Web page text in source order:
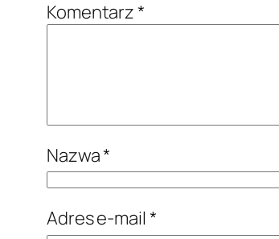
Komentarz*
Nazwa*
Adres e-mail *